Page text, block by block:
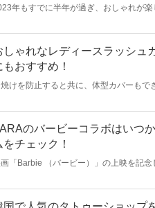
年もすでに半年が過ぎ、おしゃれが
は2023年秋に流行ると予想されてい
しゃれなレディースラッシュ
もおすすめ！
けを防止すると共に、体型カバーもで
ーツの必需品であり、最近ではデザイ
のバービーコラボはいつ
をチェック！
「Barbie （バービー）」の上映を記念
セルコレクション」。まるで映画の主